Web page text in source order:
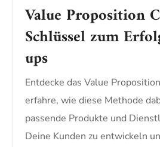
Value Proposition
Schlüssel zum
ups
Entdecke das Value
erfahre, wie diese Methode
passende Produkte und
Deine Kunden zu entwickeln